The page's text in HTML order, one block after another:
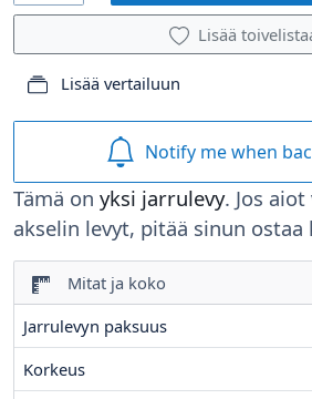
Tämä on yksi jarrulevy. Jos
akselin levyt, pitää sinun
Mitat ja koko
Jarrulevyn paksuus
Korkeus
Lisää
Lisää vertailuun
Notify me when